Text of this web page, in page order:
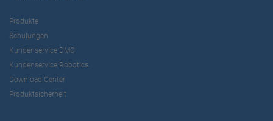
Produkte
Schulungen
Kundenservice DMC
Kundenservice Robotics
Download Center
Produktsicherheit